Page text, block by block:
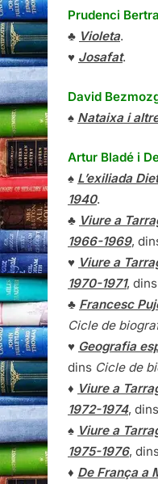
Prudenci
♣ Violeta.
♥ Josafat.
David
♠ Nataixa i
Artur Bladé i
♠ L’exiliada
1940.
♣ Viure a
1966-1969,
♥ Viure a
1970-1971,
♣ Francesc
Cicle de
♥ Geografia
dins Cicle de
♦ Viure a
1972-1974,
♠ Viure a
1975-1976,
♦ De França a